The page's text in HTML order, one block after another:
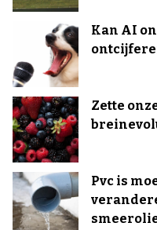
Kan AI
Zette
Pvc is